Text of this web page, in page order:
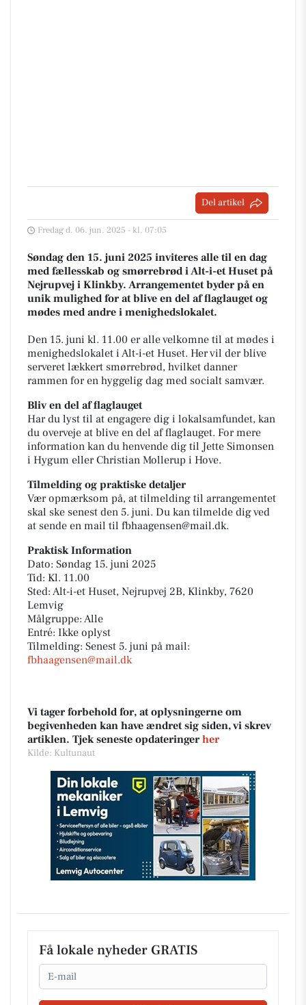
Del artikel
Fredag d. 06. jun. 2025 - kl. 07:05
Søndag den 15. juni 2025 inviteres alle til en dag
med fællesskab og smørrebrød i Alt-i-et Huset på
Nejrupvej i Klinkby. Arrangementet byder på en
unik mulighed for at blive en del af flaglauget og
mødes med andre i menighedslokalet.
Den 15. juni kl. 11.00 er alle velkomne til at mødes i
menighedslokalet i Alt-i-et Huset. Her vil der blive
serveret lækkert smørrebrød, hvilket danner
rammen for en hyggelig dag med socialt samvær.
Bliv en del af flaglauget
Har du lyst til at engagere dig i lokalsamfundet, kan
du overveje at blive en del af flaglauget. For mere
information kan du henvende dig til Jette Simonsen
i Hygum eller Christian Mollerup i Hove.
Tilmelding og praktiske detaljer
Vær opmærksom på, at tilmelding til arrangementet
skal ske senest den 5. juni. Du kan tilmelde dig ved
at sende en mail til fbhaagensen@mail.dk.
Praktisk Information
Dato: Søndag 15. juni 2025
Tid: Kl. 11.00
Sted: Alt-i-et Huset, Nejrupvej 2B, Klinkby, 7620
Lemvig
Målgruppe: Alle
Entré: Ikke oplyst
Tilmelding: Senest 5. juni på mail:
fbhaagensen@mail.dk
Vi tager forbehold for, at oplysningerne om
begivenheden kan have ændret sig siden, vi skrev
artiklen. Tjek seneste opdateringer her
Kilde: Kultunaut
Få lokale nyheder GRATIS
Email